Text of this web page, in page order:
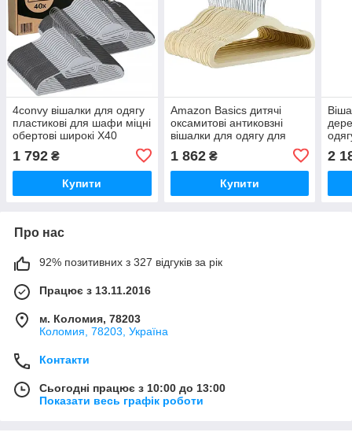
4convy вішалки для одягу
пластикові для шафи міцні
обертові широкі X40
1 792 ₴
Купити
Amazon Basics дитячі
оксамитові антиковзні
вішалки для одягу для
бежеві
1 862₴
Купити
2
Про нас
92% позитивних з 327 відгуків за рік
Працює з 13.11.2016
м. Коломия, 78203
Коломия, 78203, Україна
Контакти
Сьогодні працює з 10:00 до 13:00
Показати весь графік роботи